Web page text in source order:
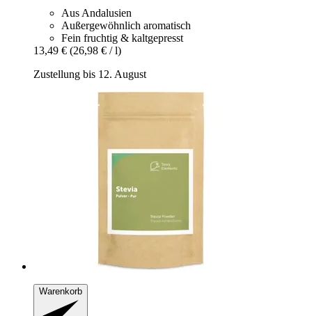
Aus Andalusien
Außergewöhnlich aromatisch
Fein fruchtig & kaltgepresst
13,49 € (26,98 € / l)
Zustellung bis 12. August
Warenkorb